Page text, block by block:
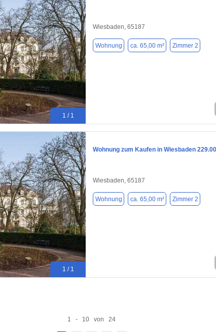
1 / 1
Wiesbaden, 65187
Wohnung ca. 65,00 m² Zimmer 2
1 / 1
Wohnung zum Kaufen in Wiesbaden
Wiesbaden, 65187
Wohnung ca. 65,00 m² Zimmer 2
1 - 10 von 24